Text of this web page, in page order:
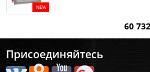
NEW
60 732
Присоединяйтесь